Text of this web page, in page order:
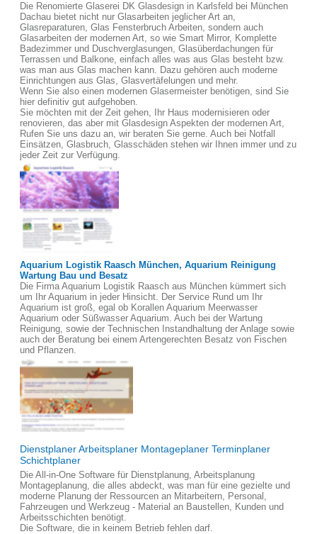
Die Renomierte Glaserei DK Glasdesign in Karlsfeld bei München
Dachau bietet nicht nur Glasarbeiten jeglicher Art an,
Glasreparaturen, Glas Fensterbruch Arbeiten, sondern auch
Glasarbeiten der modernen Art, so wie Smart Mirror, Komplette
Badezimmer und Duschverglasungen, Glasüberdachungen für
Terrassen und Balkone, einfach alles was aus Glas besteht bzw.
was man aus Glas machen kann. Dazu gehören auch moderne
Einrichtungen aus Glas, Glasvertäfelungen und mehr.
Wenn Sie also einen modernen Glasermeister benötigen, sind Sie
hier definitiv gut aufgehoben.
Sie möchten mit der Zeit gehen, Ihr Haus modernisieren oder
renovieren, das aber mit Glasdesign Aspekten der modernen Art,
Rufen Sie uns dazu an, wir beraten Sie gerne. Auch bei Notfall
Einsätzen, Glasbruch, Glasschäden stehen wir Ihnen immer und zu
jeder Zeit zur Verfügung.
Aquarium Logistik Raasch München, Aquarium Reinigung
Wartung Bau und Besatz
Die Firma Aquarium Logistik Raasch aus München kümmert sich
um Ihr Aquarium in jeder Hinsicht. Der Service Rund um Ihr
Aquarium ist groß, egal ob Korallen Aquarium Meerwasser
Aquarium oder Süßwasser Aquarium. Auch bei der Wartung
Reinigung, sowie der Technischen Instandhaltung der Anlage sowie
auch der Beratung bei einem Artengerechten Besatz von Fischen
und Pflanzen.
Dienstplaner Arbeitsplaner Montageplaner Terminplaner
Schichtplaner
Die All-in-One Software für Dienstplanung, Arbeitsplanung
Montageplanung, die alles abdeckt, was man für eine gezielte und
moderne Planung der Ressourcen an Mitarbeitern, Personal,
Fahrzeugen und Werkzeug - Material an Baustellen, Kunden und
Arbeitsschichten benötigt.
Die Software, die in keinem Betrieb fehlen darf.